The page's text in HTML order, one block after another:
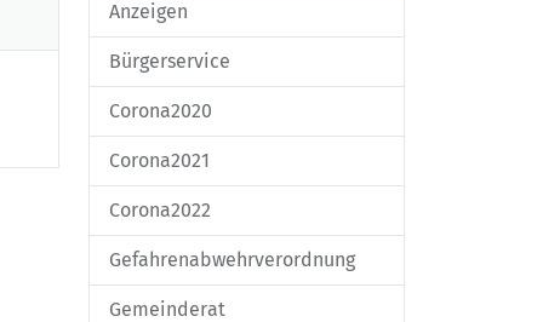
Anzeigen
Bürgerservice
Corona2020
Corona2021
Corona2022
Gefahrenabwehrverordnung
Gemeinderat